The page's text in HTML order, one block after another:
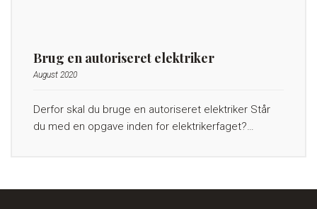
Brug en autoriseret elektriker
August 2020
Derfor skal du bruge en autoriseret elektriker Står
du med en opgave inden for elektrikerfaget?…